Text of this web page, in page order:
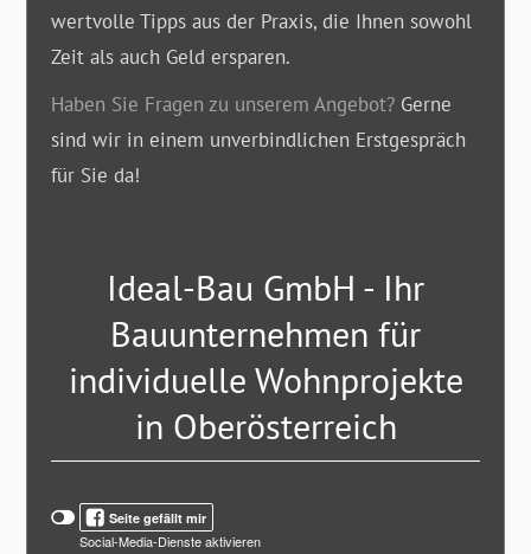
wertvolle Tipps aus der Praxis, die Ihnen sowohl
Zeit als auch Geld ersparen.
Haben Sie Fragen zu unserem Angebot? Gerne
sind wir in einem unverbindlichen Erstgespräch
für Sie da!
Ideal-Bau GmbH - Ihr
Bauunternehmen für
individuelle Wohnprojekte
in Oberösterreich
KlickenKlicken
Sie
Seite gefällt mir
Social-Media-Dienste aktivieren